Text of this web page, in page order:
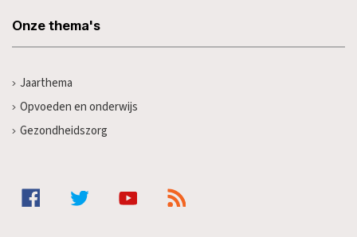
Onze thema's
Jaarthema
Opvoeden en onderwijs
Gezondheidszorg